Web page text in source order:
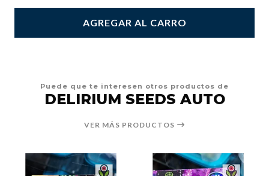
AGREGAR AL CARRO
Puede que te interesen otros productos de
DELIRIUM SEEDS AUTO
VER MÁS PRODUCTOS